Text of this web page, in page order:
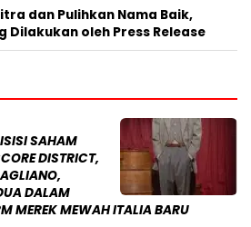
dan Pulihkan Nama Baik,
Dilakukan oleh Press Release
SAHAM
DISTRICT,
DALAM
MEREK MEWAH ITALIA BARU